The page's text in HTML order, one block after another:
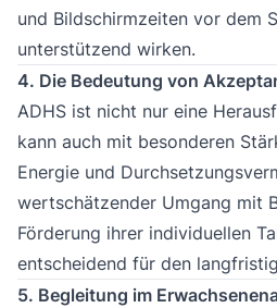
und Bildschirmzeiten vor dem
unterstützend wirken.
4. Die Bedeutung von
ADHS ist nicht nur eine
kann auch mit besonderen
Energie und
wertschätzender Umgang mit
Förderung ihrer individuellen
entscheidend für den
5. Begleitung im